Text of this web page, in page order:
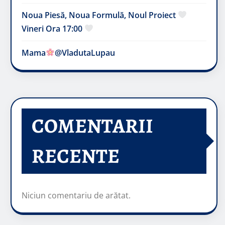
Noua Piesă, Noua Formulă, Noul Proiect
Vineri Ora 17:00
Mama @VladutaLupau
COMENTARII
RECENTE
Niciun comentariu de arătat.